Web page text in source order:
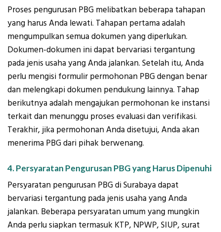
Proses pengurusan PBG melibatkan beberapa tahapan
yang harus Anda lewati. Tahapan pertama adalah
mengumpulkan semua dokumen yang diperlukan.
Dokumen-dokumen ini dapat bervariasi tergantung
pada jenis usaha yang Anda jalankan. Setelah itu, Anda
perlu mengisi formulir permohonan PBG dengan benar
dan melengkapi dokumen pendukung lainnya. Tahap
berikutnya adalah mengajukan permohonan ke instansi
terkait dan menunggu proses evaluasi dan verifikasi.
Terakhir, jika permohonan Anda disetujui, Anda akan
menerima PBG dari pihak berwenang.
4. Persyaratan Pengurusan PBG yang Harus Dipenuhi
Persyaratan pengurusan PBG di Surabaya dapat
bervariasi tergantung pada jenis usaha yang Anda
jalankan. Beberapa persyaratan umum yang mungkin
Anda perlu siapkan termasuk KTP, NPWP, SIUP, surat